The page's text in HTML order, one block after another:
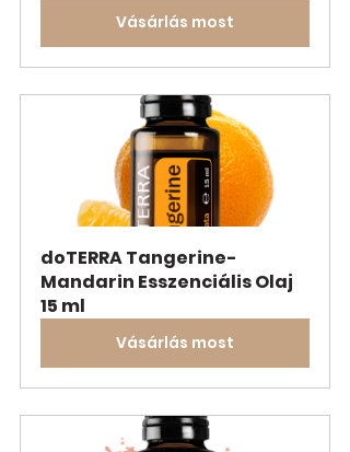
Vásárlás most
doTERRA Tangerine-
Mandarin Esszenciális Olaj
15 ml
Vásárlás most